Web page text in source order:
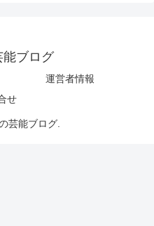
能ブログ
運営者情報
せ
芸能ブログ.